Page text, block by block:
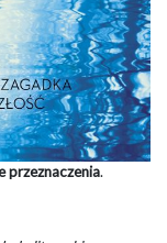
przeznaczenia.